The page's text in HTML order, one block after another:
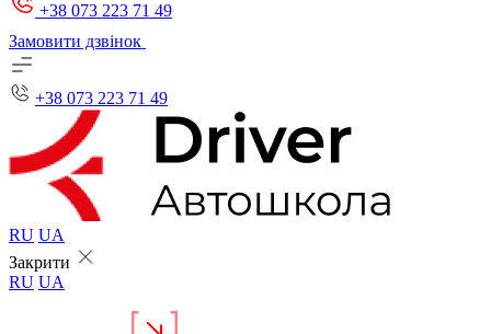
+38 073 223 71 49
Замовити дзвінок
+38 073 223 71 49
RU UA
Закрити
RU UA